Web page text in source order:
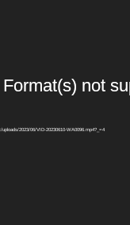
not
2023/06/VID-20230610-WA0096.mp4?_=4